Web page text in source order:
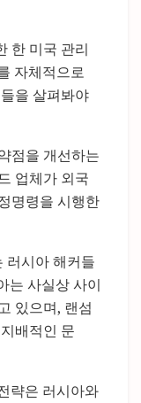
한 미국 관리
자체적으로
을 살펴봐야
점을 개선하는
업체가 외국
명령을 시행한
러시아 해커들
는 사실상 사이
있으며, 랜섬
배적인 문
략은 러시아와